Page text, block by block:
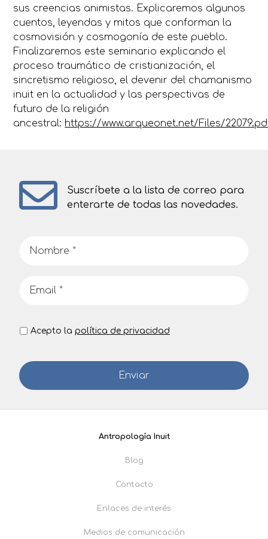
sus creencias animistas. Explicaremos algunos
cuentos, leyendas y mitos que conforman la
cosmovisión y cosmogonía de este pueblo.
Finalizaremos este seminario explicando el
proceso traumático de cristianización, el
sincretismo religioso, el devenir del chamanismo
inuit en la actualidad y las perspectivas de
futuro de la religión
ancestral: https://www.arqueonet.net/Files/
Suscríbete a la lista de correo para
enterarte de todas las novedades.
Acepto la política de privacidad
Antropología Inuit
Blog
Contacto
Enlaces de interés
Medios de comunicación